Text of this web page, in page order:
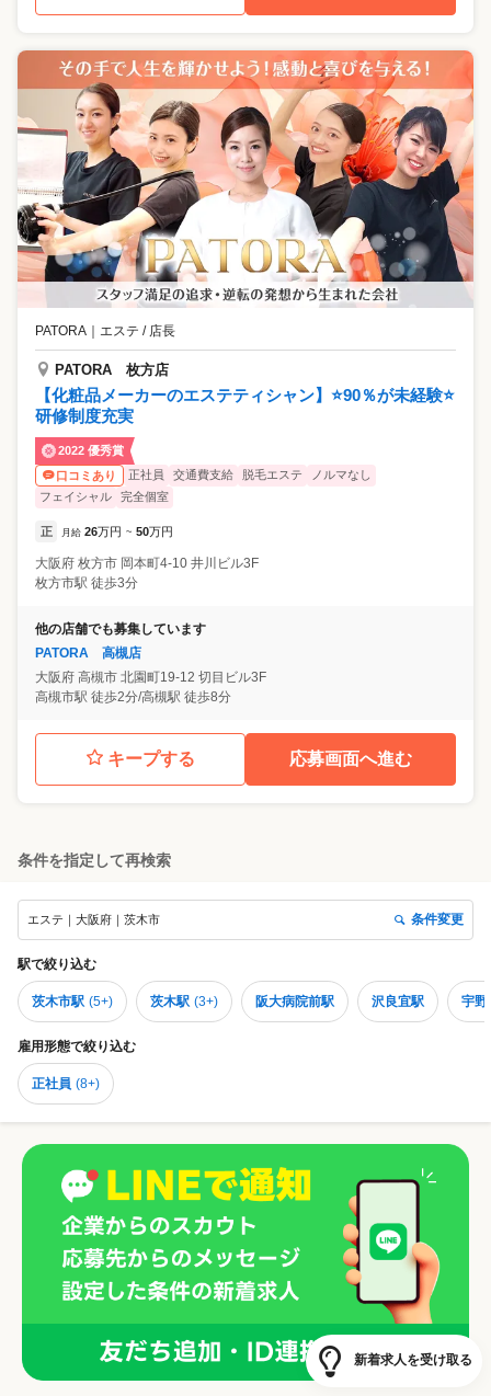
PATORA ｜ エステ / 店長
PATORA 枚方店
【化粧品メーカーのエステティシャン】⭐️90％が未経験⭐️
研修制度充実
2022 優秀賞
口コミあり
正社員 交通費支給 脱毛エステ
ノルマなし
フェイシャル
完全個室
正 月給 26万円 ~ 50万円
大阪府 枚方市 岡本町4-10 井川ビル3F
枚方市駅 徒歩3分
他の店舗でも募集しています
PATORA 高槻店
大阪府 高槻市 北園町19-12 切目ビル3F
高槻市駅 徒歩2分/高槻駅 徒歩8分
キープする 応募画面へ進む
条件を指定して再検索
エステ｜大阪府｜茨木市 条件変更
駅で絞り込む
茨木市駅 (5+) 茨木駅 (3+) 阪大病院前駅 沢良宜駅 宇野
雇用形態で絞り込む
正社員 (8+)
新着求人を受け取る